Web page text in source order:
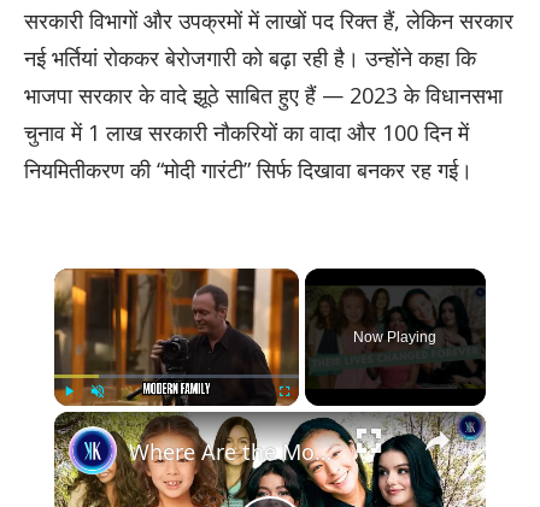
सरकारी विभागों और उपक्रमों में लाखों पद रिक्त हैं, लेकिन सरकार
नई भर्तियां रोककर बेरोजगारी को बढ़ा रही है। उन्होंने कहा कि
भाजपा सरकार के वादे झूठे साबित हुए हैं — 2023 के विधानसभा
चुनाव में 1 लाख सरकारी नौकरियों का वादा और 100 दिन में
नियमितीकरण की “मोदी गारंटी” सिर्फ दिखावा बनकर रह गई।
×
Play Unmute Fullscreen
Now Playing
×
Where Are the Modern Family Kids Now? Their Lives After the Cameras Stopped